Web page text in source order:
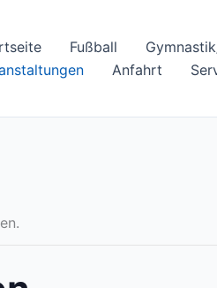
Fußball
Anfahrt